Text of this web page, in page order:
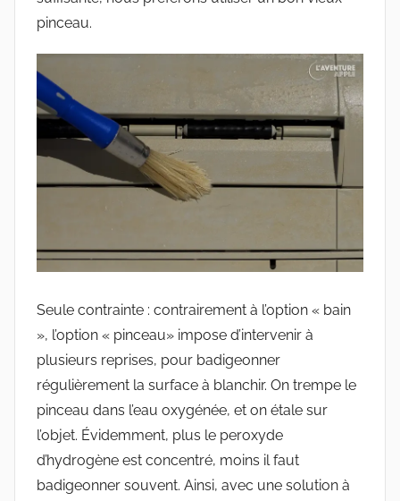
pinceau.
Seule contrainte : contrairement à l’option « bain
», l’option « pinceau» impose d’intervenir à
plusieurs reprises, pour badigeonner
régulièrement la surface à blanchir. On trempe le
pinceau dans l’eau oxygénée, et on étale sur
l’objet. Évidemment, plus le peroxyde
d’hydrogène est concentré, moins il faut
badigeonner souvent. Ainsi, avec une solution à